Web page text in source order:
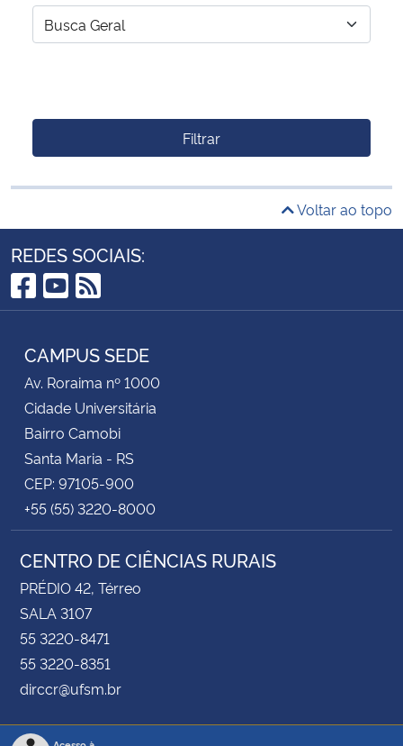
Filtrar
Voltar ao topo
REDES SOCIAIS:
Facebook
YouTube
RSS
CAMPUS SEDE
Av. Roraima nº 1000
Cidade Universitária
Bairro Camobi
Santa Maria - RS
CEP: 97105-900
+55 (55) 3220-8000
CENTRO DE CIÊNCIAS RURAIS
PRÉDIO 42, Térreo
SALA 3107
55 3220-8471
55 3220-8351
dirccr@ufsm.br